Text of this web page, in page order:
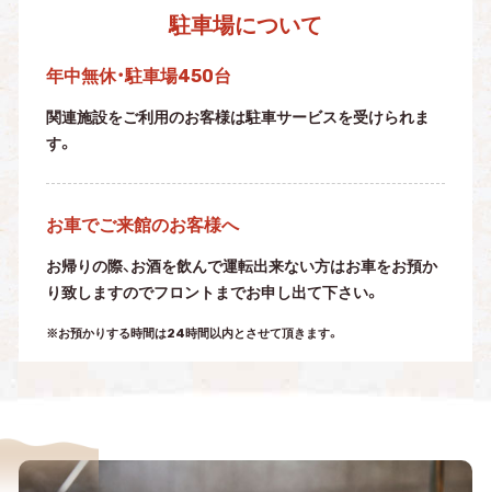
駐車場について
年中無休・駐車場450台
関連施設をご利用のお客様は駐車サービスを受けられま
す。
お車でご来館のお客様へ
お帰りの際、お酒を飲んで運転出来ない方はお車をお預か
り致しますのでフロントまでお申し出て下さい。
※お預かりする時間は24時間以内とさせて頂きます。